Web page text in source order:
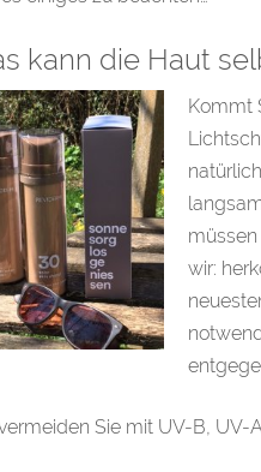
kann die Haut
Kommt
wir:
Sie mit UV-B, UV-